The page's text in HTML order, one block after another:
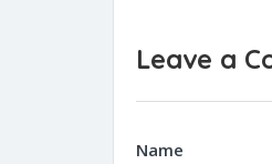
Leave a
Name